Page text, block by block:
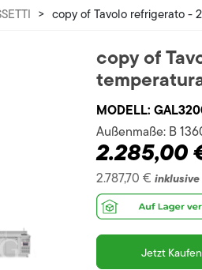
> copy of Tavolo refrigerato -
copy of
MODELL:
Außenmaße: B
2.285,00
2.787,70 €
Jetzt Kaufen